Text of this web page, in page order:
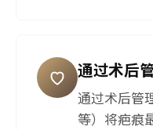
通过术后
通过术后管
等）将疤痕